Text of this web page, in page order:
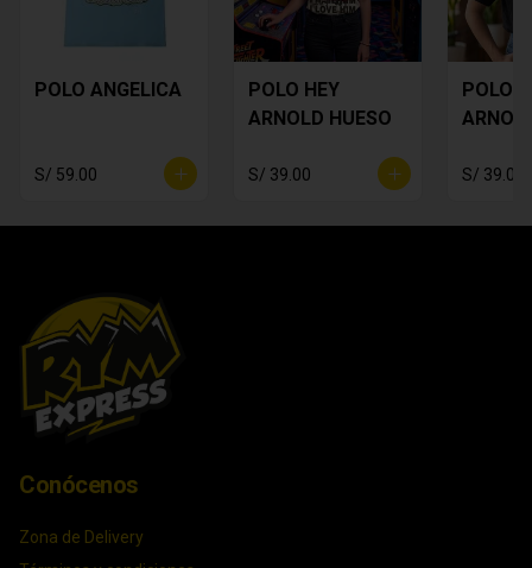
POLO ANGELICA
S/ 59.00
POLO HEY
ARNOLD HUESO
S/ 39.00
POLO
S/ 39.00
Conócenos
Zona de Delivery